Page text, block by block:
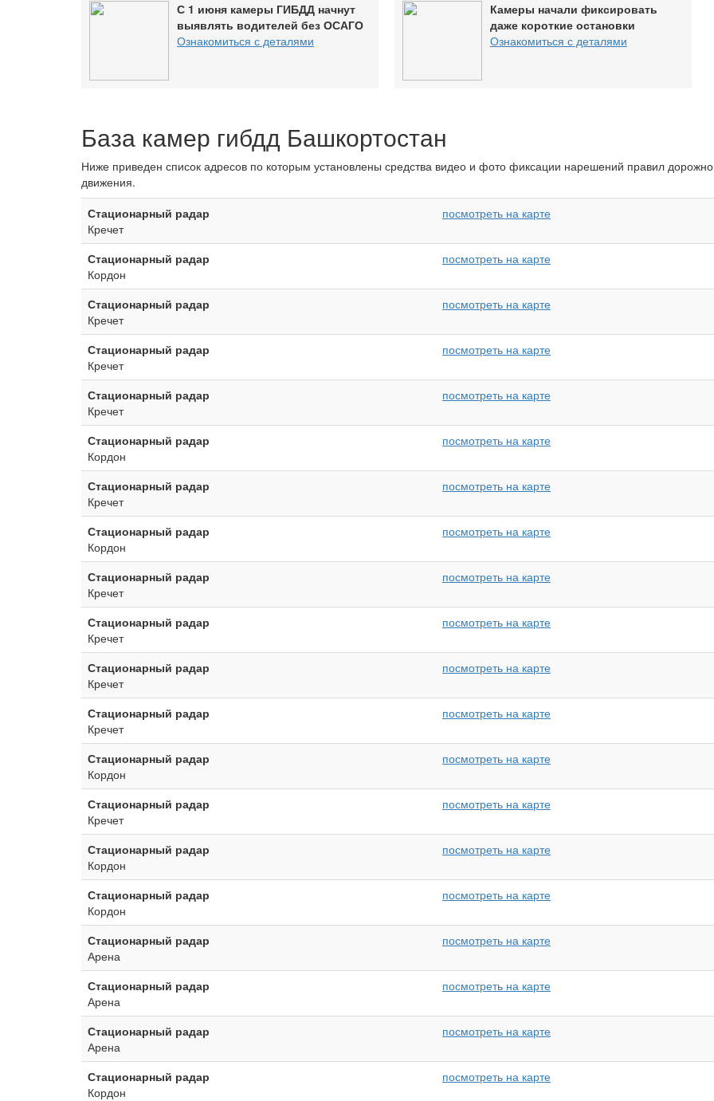
С 1 июня камеры ГИБДД начнут
выявлять водителей без ОСАГО
Ознакомиться с деталями
Камеры начали фиксировать
даже короткие остановки
Ознакомиться с деталями
База камер гибдд Башкортостан
Ниже приведен список адресов по которым установлены средства видео и фото фиксации нарешений правил
движения.
Стационарный радар
Кречет
посмотреть на карте
Стационарный радар
Кордон
посмотреть на карте
Стационарный радар
Кречет
посмотреть на карте
Стационарный радар
Кречет
посмотреть на карте
Стационарный радар
Кречет
посмотреть на карте
Стационарный радар
Кордон
посмотреть на карте
Стационарный радар
Кречет
посмотреть на карте
Стационарный радар
Кордон
посмотреть на карте
Стационарный радар
Кречет
посмотреть на карте
Стационарный радар
Кречет
посмотреть на карте
Стационарный радар
Кречет
посмотреть на карте
Стационарный радар
Кречет
посмотреть на карте
Стационарный радар
Кордон
посмотреть на карте
Стационарный радар
Кречет
посмотреть на карте
Стационарный радар
Кордон
посмотреть на карте
Стационарный радар
Кордон
посмотреть на карте
Стационарный радар
Арена
посмотреть на карте
Стационарный радар
Арена
посмотреть на карте
Стационарный радар
Арена
посмотреть на карте
Стационарный радар
Кордон
посмотреть на карте